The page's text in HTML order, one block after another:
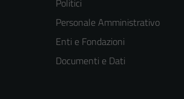
Personale Amministrativo
Enti e Fondazioni
Documenti e Dati